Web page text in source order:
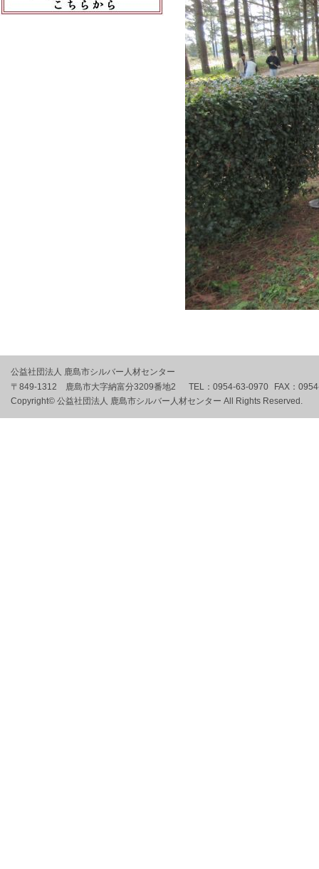
公益社団法人 鹿島市シルバー人材センター
〒849-1312 鹿島市大字納富分3209番地2
TEL： 0954-63-0970 FAX：
Copyright© 公益社団法人 鹿島市シルバー人材センター All Rights Reserved.